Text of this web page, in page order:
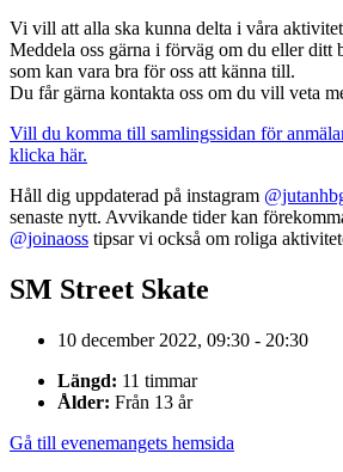
Vi vill att alla ska kunna delta i våra
Meddela oss gärna i förväg om du eller ditt
som kan vara bra för oss att känna till.
Du får gärna kontakta oss om du vill veta
Vill du komma till samlingssidan för
klicka här.
Håll dig uppdaterad på instagram
senaste nytt. Avvikande tider kan
@joinaoss tipsar vi också om roliga
SM Street Skate
10 december 2022, 09:30 - 20:30
Längd: 11 timmar
Ålder: Från 13 år
Gå till evenemangets hemsida